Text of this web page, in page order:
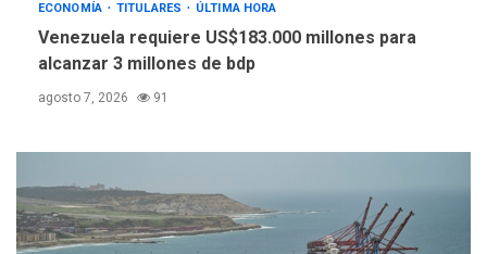
INTERNACIONALES
ÚLTIMA HORA
España impone controles
ECONOMÍA TITULARES ÚLTIMA HORA
Venezuela requiere US$183.000 millones para
alcanzar 3 millones de bdp
agosto 7, 2026 91